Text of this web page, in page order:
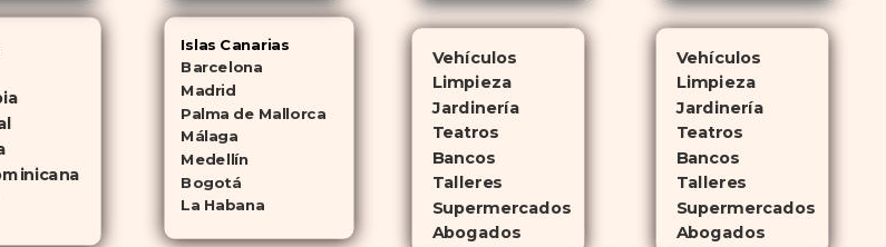
Islas Canarias
Barcelona
Madrid
Palma de Mallorca
Málaga
Medellín
Bogotá
La Habana
Vehículos
Limpieza
Jardinería
Teatros
Bancos
Talleres
Supermercados
Abogados
Vehículos
Limpieza
Jardinería
Teatros
Bancos
Talleres
Supermercados
Abogados